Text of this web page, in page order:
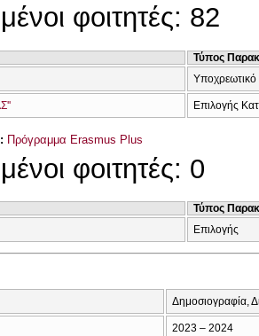
φοιτητές: 82
Τύπος
Επιλογής
Πρόγραμμα Erasmus Plus
φοιτητές: 0
Τύπος
Επιλογής
Δημοσιογραφία,
2023 – 2024